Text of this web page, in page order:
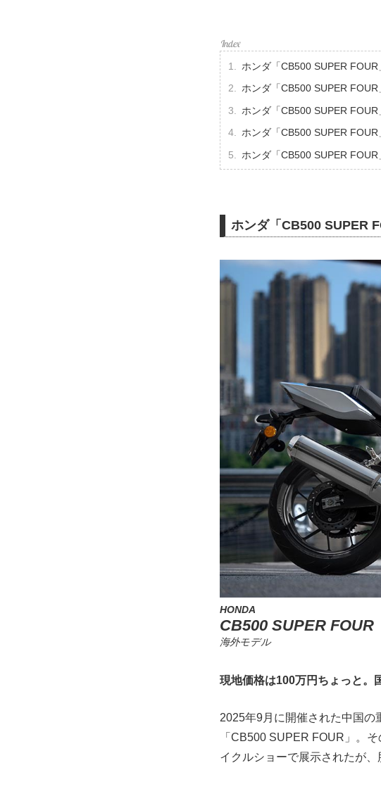
ホンダ「CB500 SUPER FOUR
ホンダ「CB500 SUPER
ホンダ「CB500 SUPER
ホンダ「CB500 SUPER FOUR
ホンダ「CB500 SUPER
ホンダ「CB500 SUPER
HONDA
CB500 SUPER FOUR
海外モデル
現地価格は100万円ちょっと。
2025年9月に開催された中国の
「CB500 SUPER FOUR」。
イクルショーで展示されたが